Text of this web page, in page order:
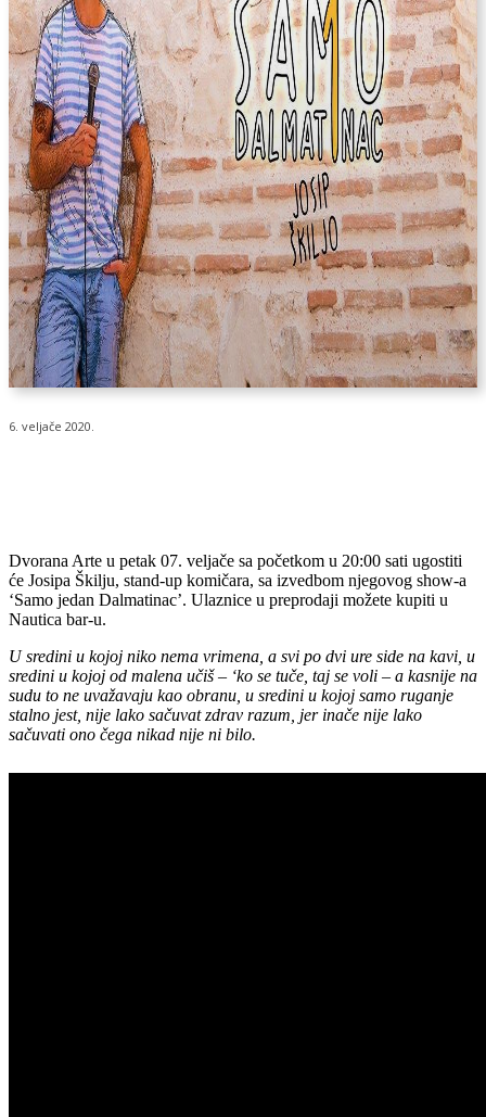
6. veljače 2020.
Dvorana Arte u petak 07. veljače sa početkom u 20:00 sati ugostiti
će Josipa Škilju, stand-up komičara, sa izvedbom njegovog show-a
‘Samo jedan Dalmatinac’. Ulaznice u preprodaji možete kupiti u
Nautica bar-u.
U sredini u kojoj niko nema vrimena, a svi po dvi ure side na kavi, u
sredini u kojoj od malena učiš – ‘ko se tuče, taj se voli – a kasnije na
sudu to ne uvažavaju kao obranu, u sredini u kojoj samo ruganje
stalno jest, nije lako sačuvat zdrav razum, jer inače nije lako
sačuvati ono čega nikad nije ni bilo.